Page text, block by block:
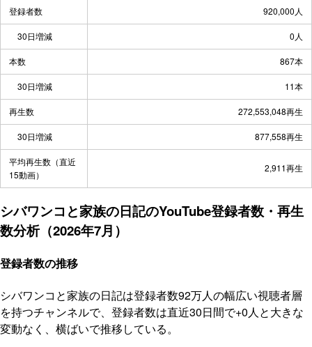
登録者数 920,000人
30日増減 0人
本数 867本
30日増減 11本
再生数 272,553,048再生
30日増減 877,558再生
平均再生数（直近
15動画）
2,911再生
シバワンコと家族の日記のYouTube登録者数・再生
数分析（2026年7月）
登録者数の推移
シバワンコと家族の日記は登録者数92万人の幅広い視聴者層
を持つチャンネルで、登録者数は直近30日間で+0人と大きな
変動なく、横ばいで推移している。